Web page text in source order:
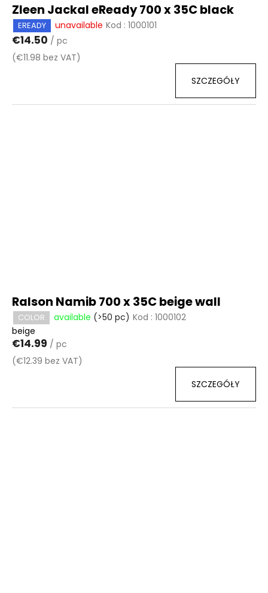
Zleen Jackal eReady 700 x 35C black
EREADY unavailable Kod : 1000101
€14.50 / pc
(€11.98 bez VAT)
SZCZEGÓŁY
Ralson Namib 700 x 35C beige wall
COLOR available (>50 pc) Kod : 1000102
beige
€14.99 / pc
(€12.39 bez VAT)
SZCZEGÓŁY